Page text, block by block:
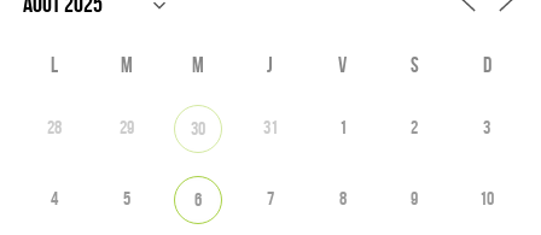
L M M J V S D
28 29 30 31 1 2 3
4 5 6 7 8 9 10